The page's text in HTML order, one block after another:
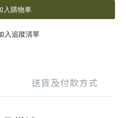
入購物車
入追蹤清單
送貨及付款方式